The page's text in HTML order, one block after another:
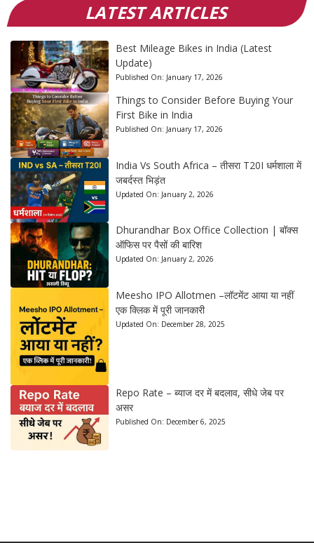
LATEST ARTICLES
Best Mileage Bikes in India (Latest
Update)
Published On: January 17, 2026
Things to Consider Before Buying Your
First Bike in India
Published On: January 17, 2026
India Vs South Africa – तीसरा T20I धर्मशाला में
जबर्दस्त भिड़ंत
Updated On: January 2, 2026
Dhurandhar Box Office Collection | बॉक्स
ऑफिस पर पैसों की बारिश
Updated On: January 2, 2026
Meesho IPO Allotmen –लॉटमेंट आया या नहीं
एक क्लिक में पूरी जानकारी
Updated On: December 28, 2025
Repo Rate – ब्याज दर में बदलाव, सीधे जेब पर
असर
Published On: December 6, 2025